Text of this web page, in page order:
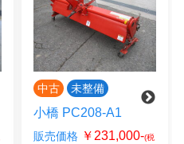
中古 未整備
小橋 PC208-A1
販売価格 ￥231,000-(税